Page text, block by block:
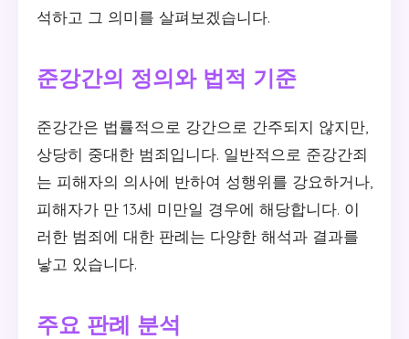
석하고 그 의미를 살펴보겠습니다.
준강간의 정의와 법적 기준
준강간은 법률적으로 강간으로 간주되지 않지만,
상당히 중대한 범죄입니다. 일반적으로 준강간죄
는 피해자의 의사에 반하여 성행위를 강요하거나,
피해자가 만 13세 미만일 경우에 해당합니다. 이
러한 범죄에 대한 판례는 다양한 해석과 결과를
낳고 있습니다.
주요 판례 분석